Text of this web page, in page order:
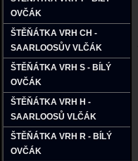
OVČÁK
ŠTĚŇÁTKA VRH CH -
SAARLOOSŮV VLČÁK
ŠTĚŇÁTKA VRH S - BÍLÝ
OVČÁK
ŠTĚŇÁTKA VRH H -
SAARLOOSŮ VLČÁK
ŠTĚŇÁTKA VRH R - BÍLÝ
OVČÁK